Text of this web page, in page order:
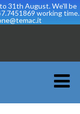
31th August. We'll be
working time.